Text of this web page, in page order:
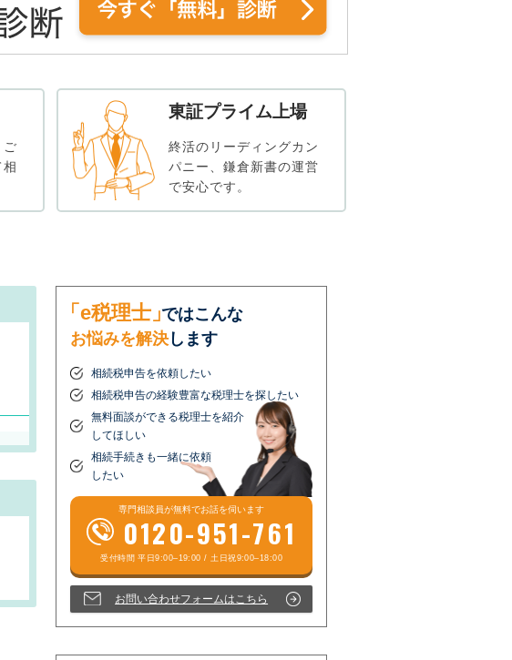
ご
東証プライム上場
終活のリーディングカン
パニー、鎌倉新書の運営
で安心です。
「e税理士」ではこんな
お悩みを解決 します
相続税申告を依頼したい
相続税申告の経験豊富な税理士を探したい
無料面談ができる税理士を紹介
してほしい
相続手続きも一緒に依頼
したい
専門相談員が無料でお話を伺います
0120-951-761
お問い合わせフォームはこちら